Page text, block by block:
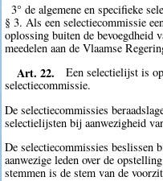
3° de algemene en specifieke
§ 3. Als een selectiecommissie
oplossing buiten de bevoegdheid
meedelen aan de Vlaamse
Art. 22.
Een selectielijst is
selectiecommissie.
De selectiecommissies
selectielijsten bij aanwezigheid
De selectiecommissies beslissen
aanwezige leden over de
stemmen is de stem van de